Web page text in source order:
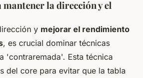
la dirección y el
y mejorar el rendimiento
, es crucial dominar técnicas
'contraremada'. Esta técnica
del core para evitar que la tabla